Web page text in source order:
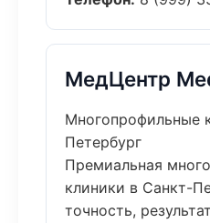
МедЦентр
Многопрофильные
Петербург
Премиальная
клиники в Санкт-
точность,